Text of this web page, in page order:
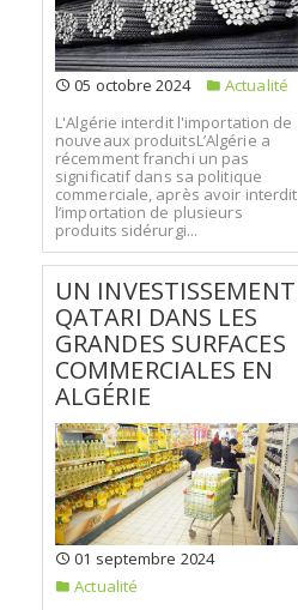
05 octobre 2024
Actualité
L'Algérie interdit l'importation de
nouveaux produitsL’Algérie a
récemment franchi un pas
significatif dans sa politique
commerciale, après avoir interdit
l’importation de plusieurs
produits sidérurgi...
UN INVESTISSEMENT
QATARI DANS LES
GRANDES SURFACES
COMMERCIALES EN
ALGÉRIE
01 septembre 2024
Actualité